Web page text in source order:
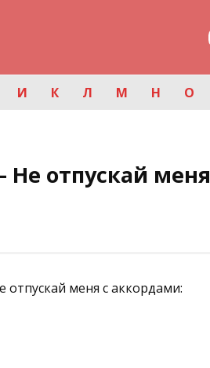
И К Л М Н О
Не отпускай меня
меня с аккордами: